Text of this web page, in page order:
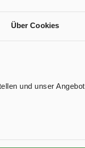
Über Cookies
und unser Angebot